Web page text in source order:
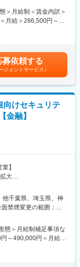
じて国の安全保障に貢
通じて、事業規模の
を併せて行い、受注
されているかを管理
と導きます。
の提案など
未来を変えていく。」
に対し、オフィス環
えていく。」ことが
の2つのキャリアステ
＞月給制＜賃金内訳＞
月給＞286,500円～
能性があります。月
募依頼する
ジェントサービス）
向けセキュリテ
金融】
】
大
センターを中心とし
他千葉県、埼玉県、神
禁煙変更の範囲：会
態＞月給制補足事項な
～490,000円＜月給＞